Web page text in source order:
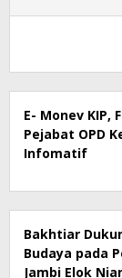
E- Monev KIP,
Pejabat OPD
Infomatif
Bakhtiar
Budaya pada
Jambi Elok